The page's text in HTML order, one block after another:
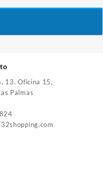
13. Oficina 15,
Palmas